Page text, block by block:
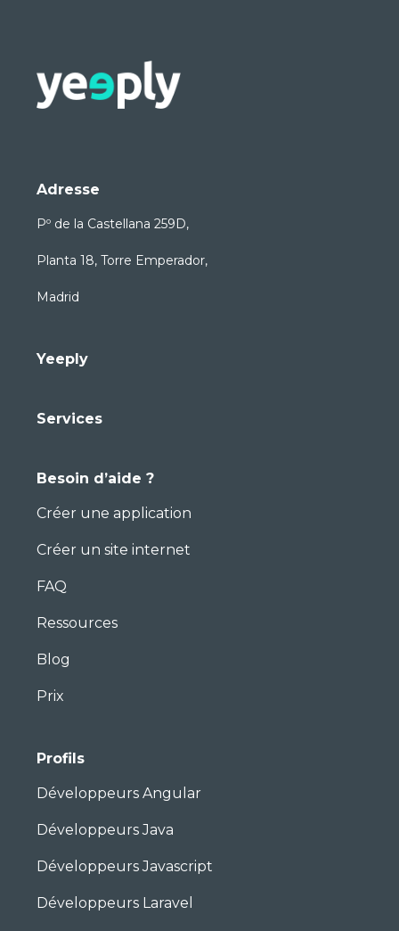
Adresse
Pº de la Castellana 259D,
Planta 18, Torre Emperador,
Madrid
Yeeply
Services
Besoin d’aide ?
Créer une application
Créer un site internet
FAQ
Ressources
Blog
Prix
Profils
Développeurs Angular
Développeurs Java
Développeurs Javascript
Développeurs Laravel